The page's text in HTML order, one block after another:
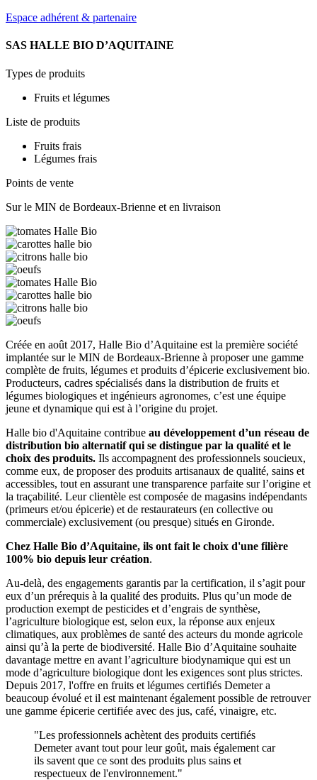
Espace adhérent & partenaire
SAS HALLE BIO D’AQUITAINE
Types de produits
Fruits et légumes
Liste de produits
Fruits frais
Légumes frais
Points de vente
Sur le MIN de Bordeaux-Brienne et en livraison
Créée en août 2017, Halle Bio d’Aquitaine est la première société
implantée sur le MIN de Bordeaux-Brienne à proposer une gamme
complète de fruits, légumes et produits d’épicerie exclusivement bio.
Producteurs, cadres spécialisés dans la distribution de fruits et
légumes biologiques et ingénieurs agronomes, c’est une équipe
jeune et dynamique qui est à l’origine du projet.
Halle bio d'Aquitaine contribue au développement d’un réseau de
distribution bio alternatif qui se distingue par la qualité et le
choix des produits. Ils accompagnent des professionnels soucieux,
comme eux, de proposer des produits artisanaux de qualité, sains et
accessibles, tout en assurant une transparence parfaite sur l’origine et
la traçabilité. Leur clientèle est composée de magasins indépendants
(primeurs et/ou épicerie) et de restaurateurs (en collective ou
commerciale) exclusivement (ou presque) situés en Gironde.
Chez Halle Bio d’Aquitaine, ils ont fait le choix d'une filière
100% bio depuis leur création.
Au-delà, des engagements garantis par la certification, il s’agit pour
eux d’un prérequis à la qualité des produits. Plus qu’un mode de
production exempt de pesticides et d’engrais de synthèse,
l’agriculture biologique est, selon eux, la réponse aux enjeux
climatiques, aux problèmes de santé des acteurs du monde agricole
ainsi qu’à la perte de biodiversité. Halle Bio d’Aquitaine souhaite
davantage mettre en avant l’agriculture biodynamique qui est un
mode d’agriculture biologique dont les exigences sont plus strictes.
Depuis 2017, l'offre en fruits et légumes certifiés Demeter a
beaucoup évolué et il est maintenant également possible de retrouver
une gamme épicerie certifiée avec des jus, café, vinaigre, etc.
"Les professionnels achètent des produits certifiés
Demeter avant tout pour leur goût, mais également car
ils savent que ce sont des produits plus sains et
respectueux de l'environnement."